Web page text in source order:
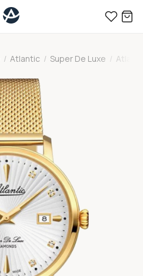
/ Atlantic / Super De Luxe /